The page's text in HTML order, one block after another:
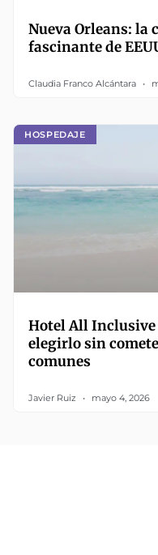
Nueva Orleans: la
fascinante de
Claudia Franco Alcántara
HOSPEDAJE
Hotel All Inclusive
elegirlo sin
comunes
Javier Ruiz mayo 4, 2026